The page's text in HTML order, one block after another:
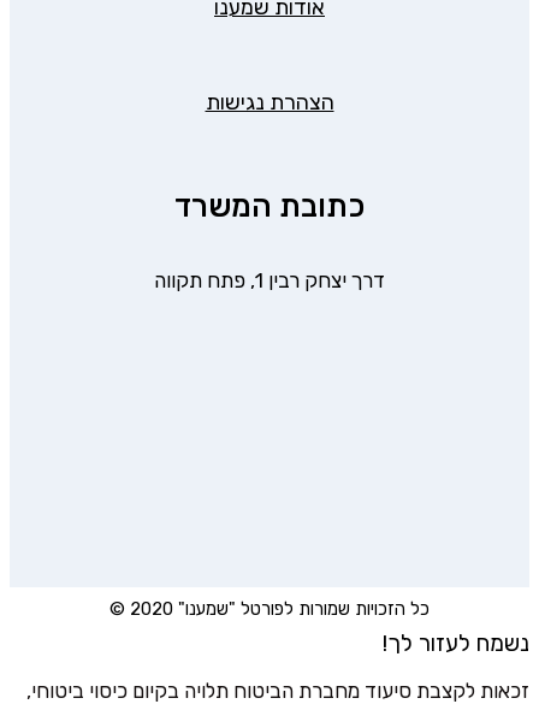
אודות שמענו
הצהרת נגישות
כתובת המשרד
דרך יצחק רבין 1, פתח תקווה
כל הזכויות שמורות לפורטל "שמענו" 2020 ©
נשמח לעזור לך!
זכאות לקצבת סיעוד מחברת הביטוח תלויה בקיום כיסוי ביטוחי,